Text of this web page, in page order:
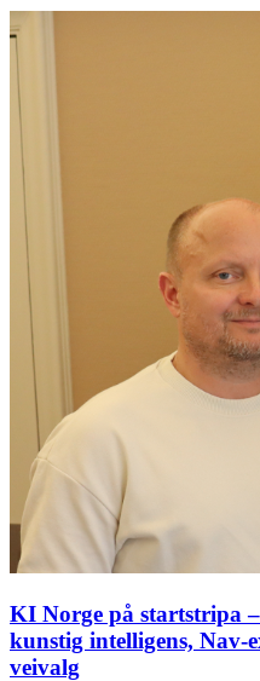
KI Norge på startstripa
kunstig intelligens, Nav-
veivalg